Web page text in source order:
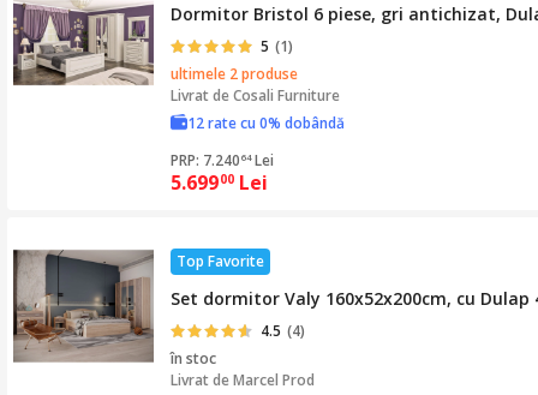
Dormitor Bristol 6 piese, gri antichizat,
5 (1)
ultimele 2 produse
Livrat deCosali Furniture
12 rate cu 0% dobândă
PRP: 7.240 64 Lei
5.69900 Lei
Top Favorite
Set dormitor Valy 160x52x200cm, cu
4.5 (4)
în stoc
Livrat deMarcel Prod